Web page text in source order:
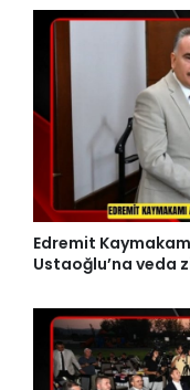
Edremit
Ustaoğlu’na veda